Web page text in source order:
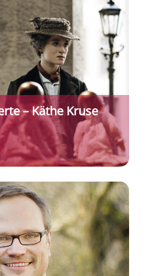
– Käthe Kruse